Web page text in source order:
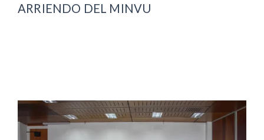
ARRIENDO DEL MINVU